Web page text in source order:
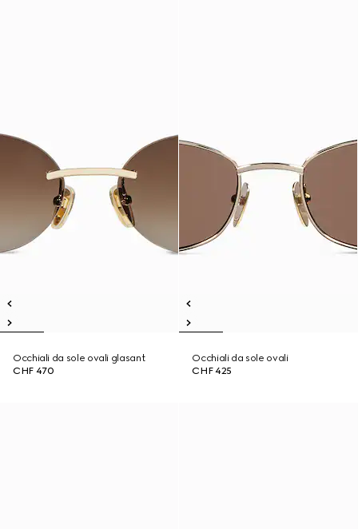
Occhiali da sole ovali glasant
CHF 470
Occhiali da sole ovali
CHF 425